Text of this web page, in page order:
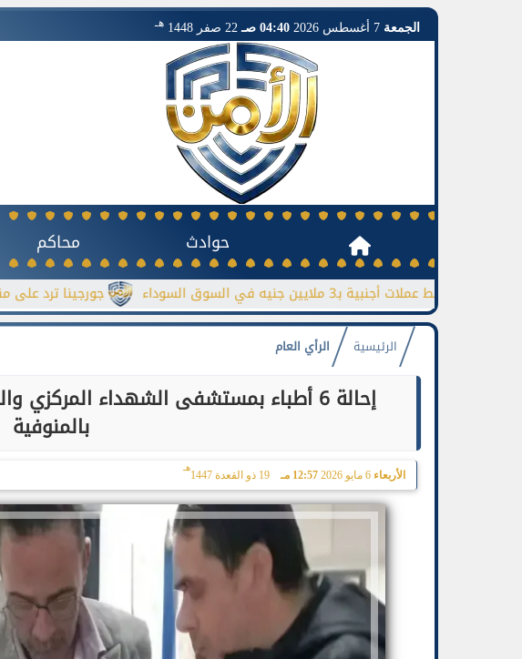
الجمعة 04:40 صـ 22 صفر 1448 هـ
حوادث محاكم
جورجينا ترد على منتقدي ضبط عملات أجنبية بـ3 ملايين جنيه في السوق السوداء
الرئيسية الرأي العام
إحالة 6 أطباء بمستشفى الشهداء
بالمنوفية
الأربعاء 6 مايو 2026 12:57 مـ 19 ذو القعدة 1447
هـ